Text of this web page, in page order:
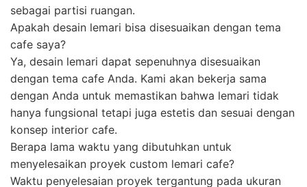
sebagai partisi ruangan.
Apakah desain lemari bisa disesuaikan dengan tema
cafe saya?
Ya, desain lemari dapat sepenuhnya disesuaikan
dengan tema cafe Anda. Kami akan bekerja sama
dengan Anda untuk memastikan bahwa lemari tidak
hanya fungsional tetapi juga estetis dan sesuai dengan
konsep interior cafe.
Berapa lama waktu yang dibutuhkan untuk
menyelesaikan proyek custom lemari cafe?
Waktu penyelesaian proyek tergantung pada ukuran